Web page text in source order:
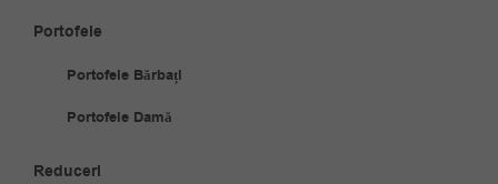
Portofele
Portofele Bărbați
Portofele Damă
Reduceri